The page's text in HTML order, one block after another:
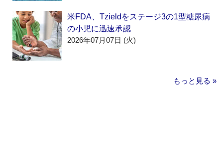
米FDA、Tzieldをステージ3の1型糖尿病
の小児に迅速承認
2026年07月07日 (火)
もっと見る »